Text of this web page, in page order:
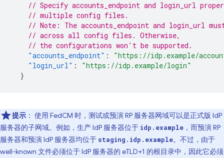
// Specify accounts_endpoint and login_url
// multiple config files.
// Note: The accounts_endpoint and login_url
// across all config files. Otherwise,
// the configurations won't be supported.
"accounts_endpoint" :
"https://idp.example/
"login_url" :
"https://idp.example/login"
}
提示 ： 使用 FedCM 时，测试或预演 RP 服务器网域可以是正式版 IdP
服务器的子网域。例如，生产 IdP 服务器位于 idp.example ，而预演 RP
服务器和预演 IdP 服务器均位于 staging.idp.example。不过，由于
well-known 文件必须位于 IdP 服务器的 eTLD+1 的根目录中，因此它必须